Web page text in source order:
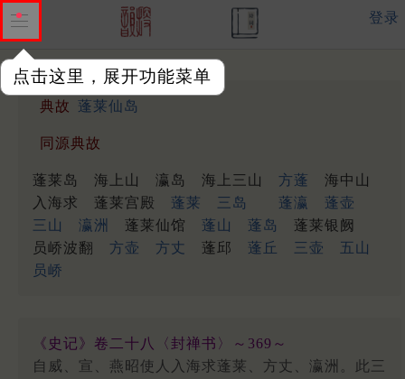
点击这里，展开功能菜单
登录
典故 蓬莱仙岛
同源典故
蓬莱岛 海上山 瀛岛 海上三山 方蓬
海中山
入海求
蓬莱宫殿 蓬莱 三岛 蓬瀛
蓬壶
三山
瀛洲 蓬莱仙馆 蓬山 蓬岛
蓬莱银阙
员峤波翻
方壶 方丈 蓬邱 蓬丘 三壶
五山
员峤
《史记》卷二十八〈封禅书〉～369～
自威、宣、燕昭使人入海求蓬莱、方丈、瀛洲。此三